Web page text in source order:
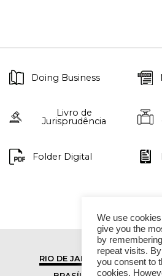
Doing Business
Livro de
Jurisprudência
Folder Digital
RIO DE JANEIRO
We use
give you the
by
repeat visits.
you consent to
cookies.